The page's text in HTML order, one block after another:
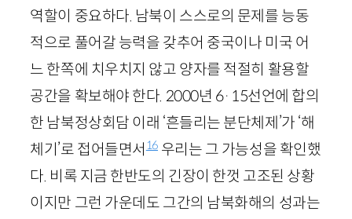
역할이 중요하다. 남북이 스스로의 문제를 능동
적으로 풀어갈 능력을 갖추어 중국이나 미국 어
느 한쪽에 치우치지 않고 양자를 적절히 활용할
공간을 확보해야 한다. 2000년 6· 15선언에 합의
한 남북정상회담 이래 ‘흔들리는 분단체제’가 ‘해
체기’로 접어들면서16 우리는 그 가능성을 확인했
다. 비록 지금 한반도의 긴장이 한껏 고조된 상황
이지만 그런 가운데도 그간의 남북화해의 성과는